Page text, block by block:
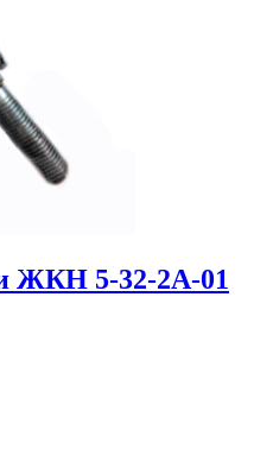
ЖКН 5-32-2А-01